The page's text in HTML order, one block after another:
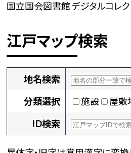
国立国会図書館 デジタルコレク
江戸マップ検索
地名検索
分類選択
施設
屋敷
ID検索